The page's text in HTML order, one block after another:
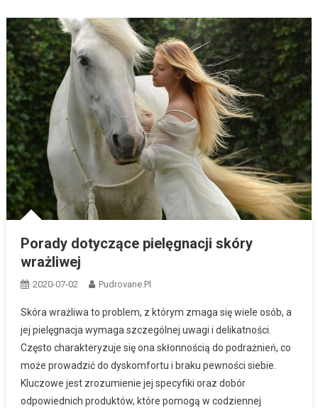
Porady dotyczące pielęgnacji skóry
wrażliwej
2020-07-02 Pudrovane.pl
Skóra wrażliwa to problem, z którym zmaga się wiele osób, a
jej pielęgnacja wymaga szczególnej uwagi i delikatności.
Często charakteryzuje się ona skłonnością do podrażnień, co
może prowadzić do dyskomfortu i braku pewności siebie.
Kluczowe jest zrozumienie jej specyfiki oraz dobór
odpowiednich produktów, które pomogą w codziennej